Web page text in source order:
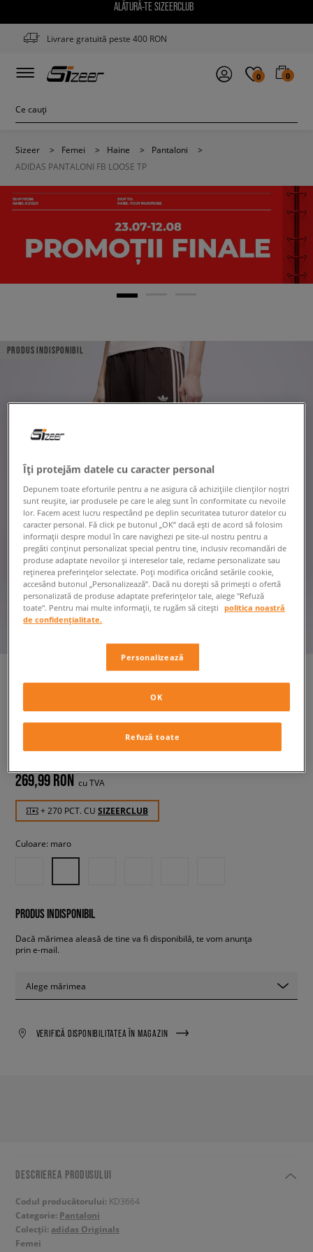
ALĂTURĂ-TE SIZEERCLUB
Livrare gratuită peste 400 RON
0 0
Sizeer > Femei > Haine > Pantaloni
>
ADIDAS PANTALONI FB LOOSE TP
PRODUS INDISPONIBIL
ADIDAS PANTALONI FB
LOOSE TP
269,99 RON cu TVA
+ 270 PCT. CU SIZEERCLUB
Culoare: maro
PRODUS INDISPONIBIL
Dacă mărimea aleasă de tine va fi disponibilă, te vom anunța
prin e-mail.
Alege mărimea
VERIFICĂ DISPONIBILITATEA ÎN MAGAZIN
DESCRIEREA PRODUSULUI
Codul producătorului: KD3664
Categorie: Pantaloni
Colecții: adidas Originals
Femei
Îți protejăm datele cu caracter personal
Depunem toate eforturile pentru a ne asigura că achizițiile clienților noștri
sunt reușite, iar produsele pe care le aleg sunt în conformitate cu nevoile
lor. Facem acest lucru respectând pe deplin securitatea tuturor datelor cu
caracter personal. Fă click pe butonul „OK” dacă ești de acord să folosim
informații despre modul în care navighezi pe site-ul nostru pentru a
pregăti conținut personalizat special pentru tine, inclusiv recomandări de
produse adaptate nevoilor și intereselor tale, reclame personalizate sau
reținerea preferințelor selectate. Poți modifica oricând setările cookie,
accesând butonul „Personalizează”. Dacă nu dorești să primești o ofertă
personalizată de produse adaptate preferințelor tale, alege "Refuză
toate". Pentru mai multe informații, te rugăm să citești
politica noastră
de confidențialitate.
Personalizează
Refuză toate
OK